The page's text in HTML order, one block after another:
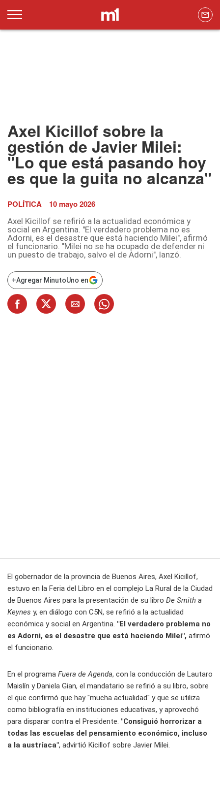
Axel Kicillof sobre la
gestión de Javier Milei:
"Lo que está pasando hoy
es que la guita no alcanza"
POLÍTICA 10 mayo 2026
Axel Kicillof se refirió a la actualidad económica y
social en Argentina. "El verdadero problema no es
Adorni, es el desastre que está haciendo Milei", afirmó
el funcionario. "Milei no se ha ocupado de defender ni
un puesto de trabajo, salvo el de Adorni", lanzó.
+Agregar MinutoUno en
El gobernador de la provincia de Buenos Aires, Axel Kicillof,
estuvo en la Feria del Libro en el complejo La Rural de la Ciudad
de Buenos Aires para la presentación de su libro De Smith a
Keynes y, en diálogo con C5N, se refirió a la actualidad
económica y social en Argentina. "El verdadero problema no
es Adorni, es el desastre que está haciendo Milei", afirmó
el funcionario.
En el programa Fuera de Agenda, con la conducción de Lautaro
Maislín y Daniela Gian, el mandatario se refirió a su libro, sobre
el que confirmó que hay "mucha actualidad" y que se utiliza
como bibliografía en instituciones educativas, y aprovechó
para disparar contra el Presidente. "Consiguió horrorizar a
todas las escuelas del pensamiento económico, incluso
a la austríaca", advirtió Kicillof sobre Javier Milei.